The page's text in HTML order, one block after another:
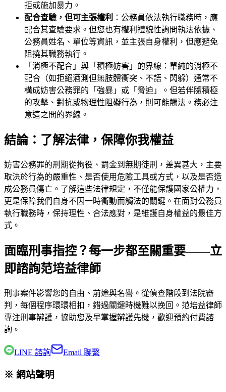
拒或施加暴力。
配合查驗，但可主張權利 ：公務員依法執行職務時，應
配合其查驗要求。但您也有權利禮貌性詢問執法依據、
公務員姓名、單位等資訊，並主張自身權利，但應避免
阻撓其職務執行。
「消極不配合」與「積極妨害」的界線：單純的消極不
配合（如拒絕酒測但無肢體衝突、不語、閃躲）通常不
構成妨害公務罪的「強暴」或「脅迫」。但若伴隨積極
的攻擊、對抗或物理性阻礙行為，則可能觸法。務必注
意這之間的界線。
結論：了解法律，保障你我權益
妨害公務罪的刑期從拘役、罰金到無期徒刑，差異甚大，主要
取決於行為的嚴重性、是否使用危險工具或方式，以及是否造
成公務員傷亡。了解這些法律規定，不僅能保護國家公權力，
更是保障我們自身不因一時衝動而觸法的關鍵。在面對公務員
執行職務時，保持理性、合法應對，是維護自身權益的最佳方
式。
面臨刑事指控？每一步都至關重要——立
即諮詢范培益律師
刑事案件影響您的自由、前途與名譽。從偵查階段到法院審
判，每個程序環環相扣，錯過關鍵時機難以挽回。 范培益律師
專注刑事辯護，協助您及早掌握辯護先機，歡迎預約付費諮
詢。
LINE 諮詢 Email 聯繫
※ 網站聲明